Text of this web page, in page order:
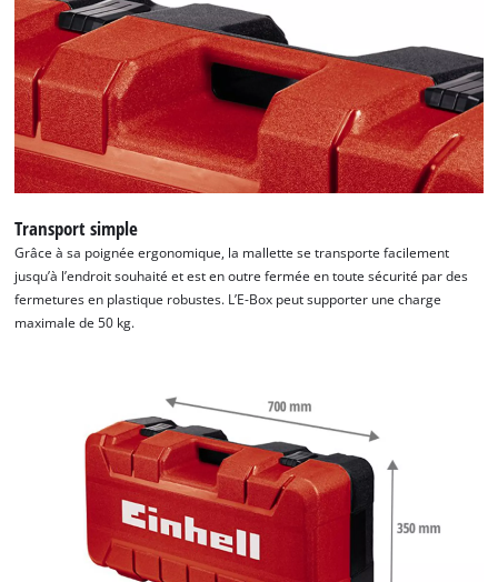
Transport simple
Grâce à sa poignée ergonomique, la mallette se transporte facilement
jusqu’à l’endroit souhaité et est en outre fermée en toute sécurité par des
fermetures en plastique robustes. L’E-Box peut supporter une charge
maximale de 50 kg.